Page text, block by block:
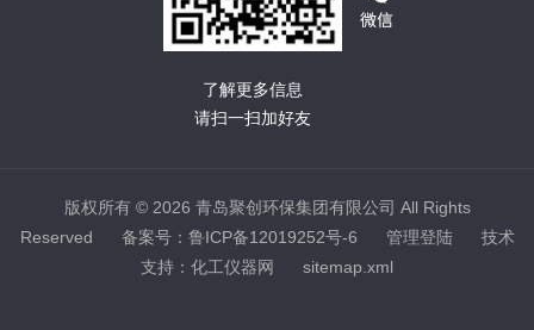
了解更多信息
请扫一扫加好友
版权所有 © 2026 青岛聚创环保集团有限公司 All Rights
Reserved 备案号：鲁ICP备12019252号-6 管理登陆技术
支持： 化工仪器网 sitemap.xml